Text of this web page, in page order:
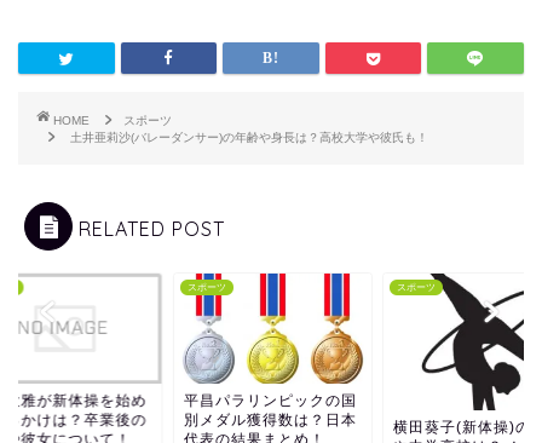
HOME
スポーツ
土井亜莉沙(バレーダンサー)の年齢や身長は？高校大学や彼氏も！
RELATED POST
大雅が新体操を始め
っかけは？卒業後の
スポーツ
平昌パラリンピックの国
別メダル獲得数は？日本
スポーツ
横田葵子(新体操)の